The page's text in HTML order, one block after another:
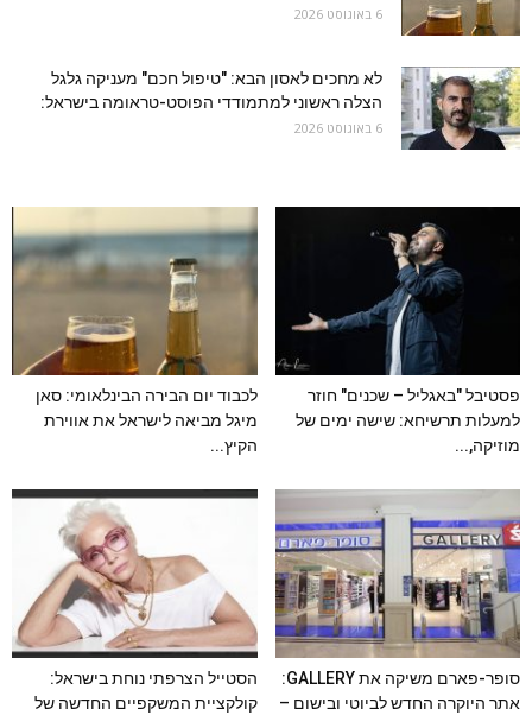
6 באוגוסט 2026
לא מחכים לאסון הבא: "טיפול חכם" מעניקה גלגל
הצלה ראשוני למתמודדי הפוסט-טראומה בישראל:
6 באוגוסט 2026
פסטיבל "באגליל – שכנים" חוזר
למעלות תרשיחא: שישה ימים של
מוזיקה,...
לכבוד יום הבירה הבינלאומי: סאן
מיגל מביאה לישראל את אווירת
הקיץ...
סופר-פארם משיקה את GALLERY:
אתר היוקרה החדש לביוטי ובישום –
הסטייל הצרפתי נוחת בישראל:
קולקציית המשקפיים החדשה של